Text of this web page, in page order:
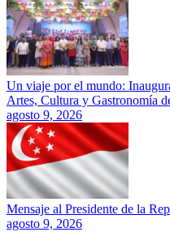
Un viaje por el mundo:
Artes, Cultura y Gastronomía
agosto 9, 2026
Mensaje al Presidente de la
agosto 9, 2026